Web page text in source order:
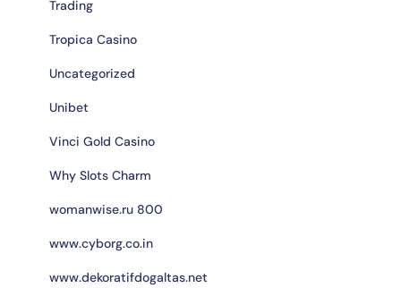
Trading
Tropica Casino
Uncategorized
Unibet
Vinci Gold Casino
Why Slots Charm
womanwise.ru 800
www.cyborg.co.in
www.dekoratifdogaltas.net